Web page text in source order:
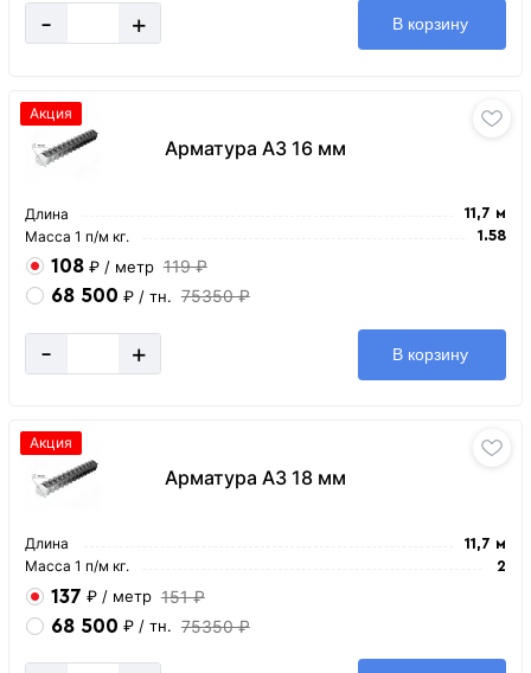
- + В корзину
Арматура А3 16 мм
Акция
Длина 11,7 м
Масса 1 п/м кг. 1.58
108 ₽ / метр 119 ₽
68 500 ₽ / тн. 75350 ₽
- + В корзину
Арматура А3 18 мм
Акция
Длина 11,7 м
Масса 1 п/м кг. 2
137 ₽ / метр 151 ₽
68 500 ₽ / тн. 75350 ₽